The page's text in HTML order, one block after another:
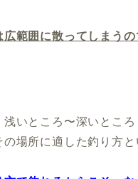
広範囲に散ってしまうの
浅いところ〜深いとこ
の場所に適した釣り方と